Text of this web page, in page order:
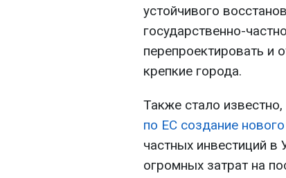
устойчивого
государственно-
перепроектировать и
крепкие города.
Также стало
по ЕС создание
частных инвестиций
огромных затрат на